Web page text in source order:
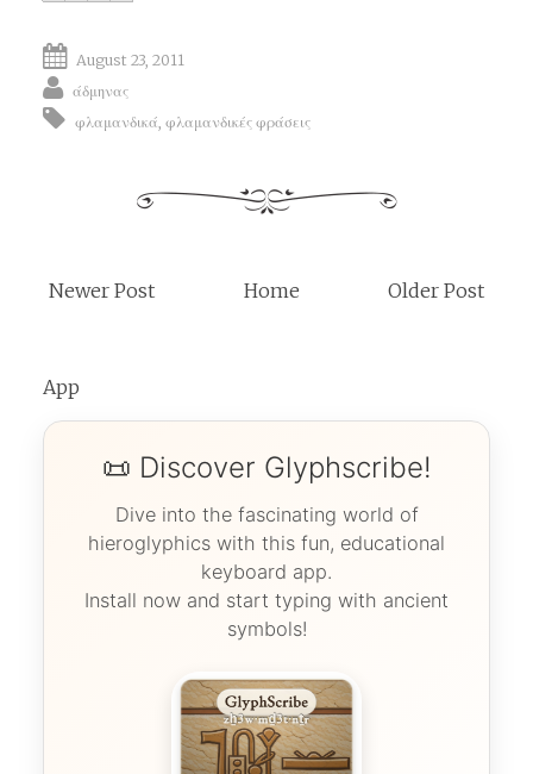
August 23, 2011
άδμηνας
φλαμανδικά, φλαμανδικές φράσεις
Newer Post Older Post
Home
App
📜 Discover Glyphscribe!
Dive into the fascinating world of
hieroglyphics with this fun, educational
keyboard app.
Install now and start typing with ancient
symbols!